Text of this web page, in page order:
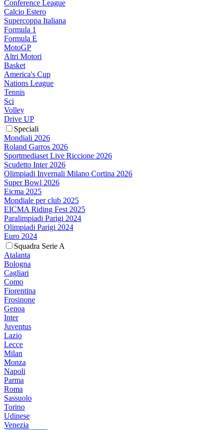
Conference League
Calcio Estero
Supercoppa Italiana
Formula 1
Formula E
MotoGP
Altri Motori
Basket
America's Cup
Nations League
Tennis
Sci
Volley
Drive UP
Speciali
Mondiali 2026
Roland Garros 2026
Sportmediaset Live Riccione 2026
Scudetto Inter 2026
Olimpiadi Invernali Milano Cortina 2026
Super Bowl 2026
Eicma 2025
Mondiale per club 2025
EICMA Riding Fest 2025
Paralimpiadi Parigi 2024
Olimpiadi Parigi 2024
Euro 2024
Squadra Serie A
Atalanta
Bologna
Cagliari
Como
Fiorentina
Frosinone
Genoa
Inter
Juventus
Lazio
Lecce
Milan
Monza
Napoli
Parma
Roma
Sassuolo
Torino
Udinese
Venezia